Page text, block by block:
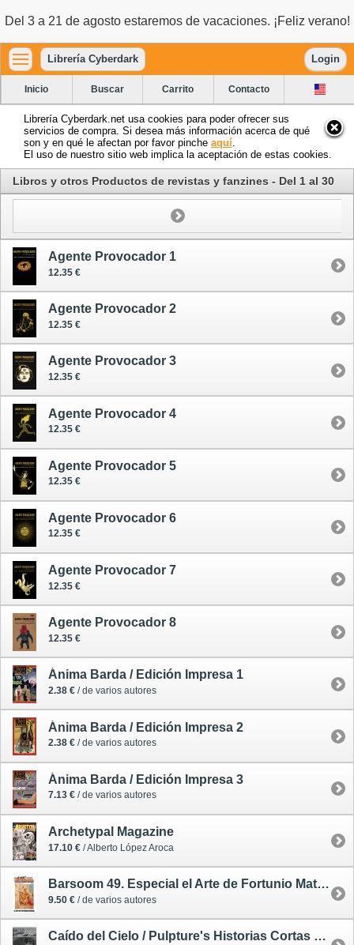
Del 3 a 21 de agosto estaremos de vacaciones. ¡Feliz verano!
Librería Cyberdark Login
Inicio Buscar Carrito Contacto
Librería Cyberdark.net usa cookies para poder ofrecer sus
servicios de compra. Si desea más información acerca de qué
son y en qué le afectan por favor pinche aquí
El uso de nuestro sitio web implica la aceptación de estas cookies.
Libros y otros Productos de revistas y fanzines - Del 1 al 30
Agente Provocador 1
12.35 €
Agente Provocador 2
12.35 €
Agente Provocador 3
12.35 €
Agente Provocador 4
12.35 €
Agente Provocador 5
12.35 €
Agente Provocador 6
12.35 €
Agente Provocador 7
12.35 €
Agente Provocador 8
12.35 €
Ánima Barda / Edición Impresa 1
2.38 € / de varios autores
Ánima Barda / Edición Impresa 2
2.38 € / de varios autores
Ánima Barda / Edición Impresa 3
7.13 € / de varios autores
Archetypal Magazine
17.10 € / Alberto López Aroca
Barsoom 49. Especial el Arte de Fortunio Matania
9.50 € / de varios autores
Caído del Cielo / Pulpture's Historias Cortas de Intensa Ficción 8